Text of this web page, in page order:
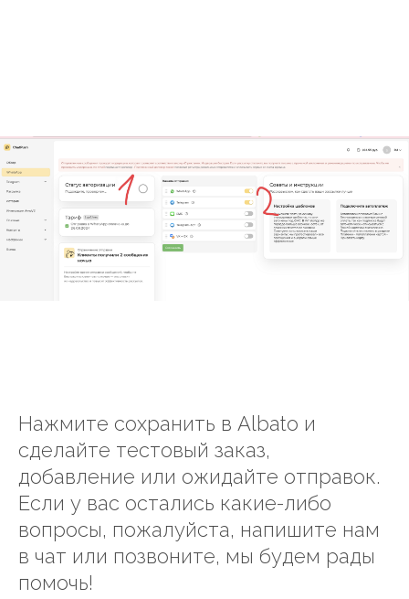
Нажмите сохранить в Albato и
сделайте тестовый заказ,
добавление или ожидайте отправок.
Если у вас остались какие-либо
вопросы, пожалуйста, напишите нам
в чат или позвоните, мы будем рады
помочь!